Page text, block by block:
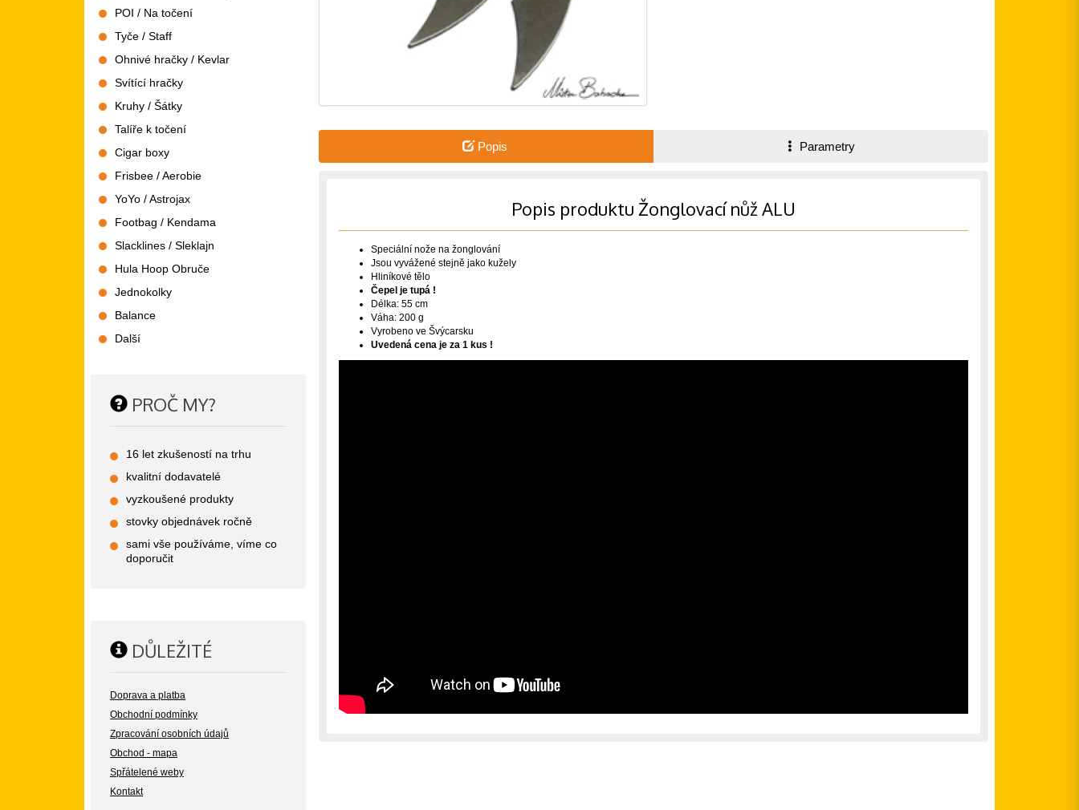
Popis Parametry
Popis produktu Žonglovací nůž ALU
Speciální nože na žonglování
Jsou vyvážené stejně jako kužely
Hliníkové tělo
Čepel je tupá !
Délka: 55 cm
Váha: 200 g
Vyrobeno ve Švýcarsku
Uvedená cena je za 1 kus !
POI / Na točení
Tyče / Staff
Ohnivé hračky / Kevlar
Svítící hračky
Kruhy / Šátky
Talíře k točení
Cigar boxy
Frisbee / Aerobie
YoYo / Astrojax
Footbag / Kendama
Slacklines / Sleklajn
Hula Hoop Obruče
Jednokolky
Balance
Další
PROČ MY?
16 let zkušeností na trhu
kvalitní dodavatelé
vyzkoušené produkty
stovky objednávek ročně
sami vše používáme, víme co
doporučit
DŮLEŽITÉ
Doprava a platba
Obchodní podmínky
Zpracování osobních údajů
Obchod - mapa
Spřátelené weby
Kontakt